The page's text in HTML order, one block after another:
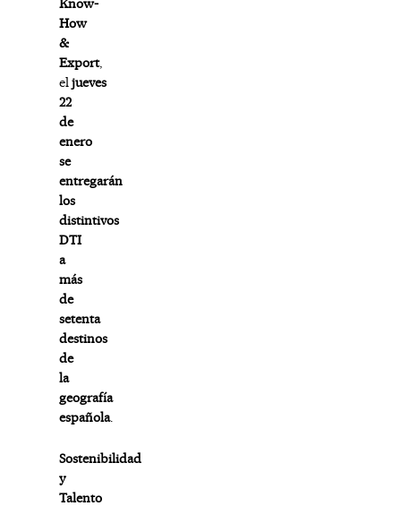
Know-
How
&
Export,
el jueves
22
de
enero
se
entregarán
los
distintivos
DTI
a
más
de
setenta
destinos
de
la
geografía
española.
Sostenibilidad
y
Talento